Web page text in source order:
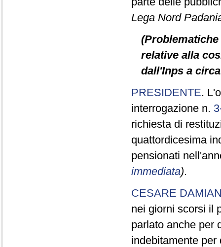
Lega Nord
relative alla
dall'Inps a
PRESIDENTE.
interrogazione n.
richiesta di
quattordicesima
pensionati
immediata).
CESARE
nei giorni scorsi il
parlato anche per
indebitamente